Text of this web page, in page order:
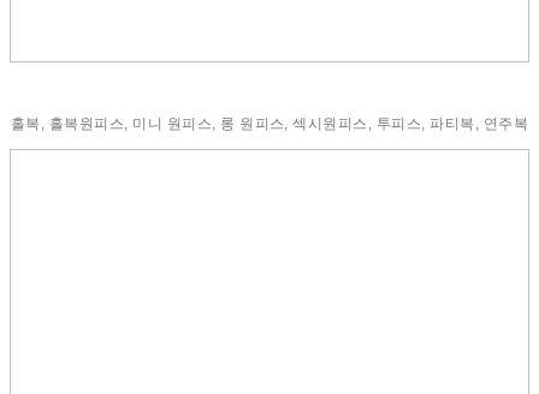
홀복, 홀복원피스, 미니 원피스, 롱 원피스, 섹시원피스, 투피스, 파티복, 연주복